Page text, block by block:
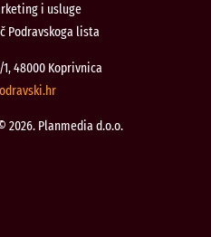
i usluge
Podravskoga lista
48000 Koprivnica
2026. Planmedia d.o.o.